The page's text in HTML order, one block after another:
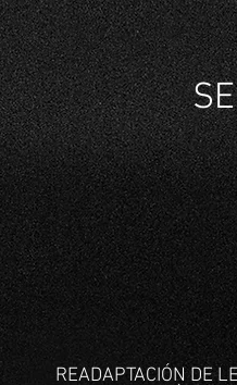
READAPTACIÓN DE